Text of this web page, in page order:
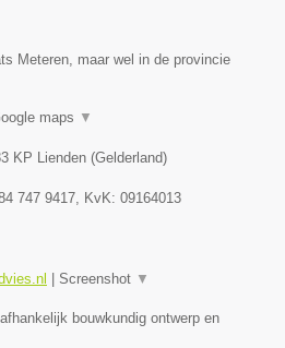
Meteren, maar wel in de provincie
maps ▼
KP Lienden (Gelderland)
747 9417 , KvK: 09164013
Screenshot ▼
bouwkundig ontwerp en